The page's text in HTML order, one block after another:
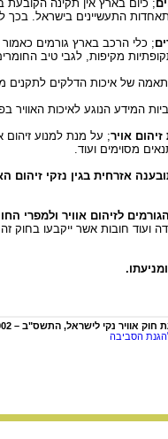
; כיום בארץ אין תקינה הקובעת
התעשיינים בישראל. בכך לא
; כלי הרכב בארץ גורמים
מקיפות, לגבי טיב
של איכות הדלקים לתקנים
המידע הנוגע לאיכות האוויר
אויר; על מנת למנוע זיהום
מסוימים ועוד.
אזרחית בגין נזקי זיהום
לזיהום אוויר ולמפרי
ועוד חובות אשר ייקבעו
אוויר נקי לישראל, התשס"ב – 2002
הסביבה